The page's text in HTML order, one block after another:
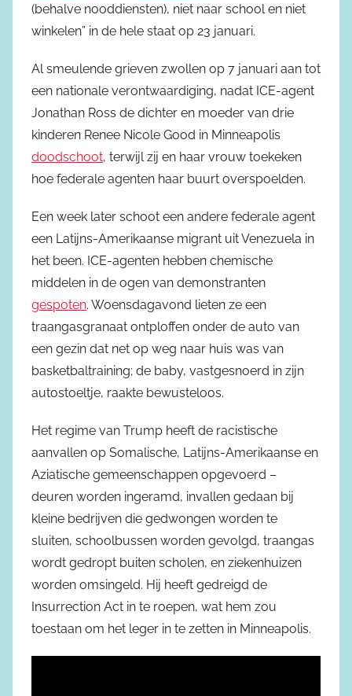
(behalve nooddiensten), niet naar school en niet
winkelen” in de hele staat op 23 januari.
Al smeulende grieven zwollen op 7 januari aan tot
een nationale verontwaardiging, nadat ICE-agent
Jonathan Ross de dichter en moeder van drie
kinderen Renee Nicole Good in Minneapolis
doodschoot, terwijl zij en haar vrouw toekeken
hoe federale agenten haar buurt overspoelden.
Een week later schoot een andere federale agent
een Latijns-Amerikaanse migrant uit Venezuela in
het been. ICE-agenten hebben chemische
middelen in de ogen van demonstranten
gespoten. Woensdagavond lieten ze een
traangasgranaat ontploffen onder de auto van
een gezin dat net op weg naar huis was van
basketbaltraining; de baby, vastgesnoerd in zijn
autostoeltje, raakte bewusteloos.
Het regime van Trump heeft de racistische
aanvallen op Somalische, Latijns-Amerikaanse en
Aziatische gemeenschappen opgevoerd –
deuren worden ingeramd, invallen gedaan bij
kleine bedrijven die gedwongen worden te
sluiten, schoolbussen worden gevolgd, traangas
wordt gedropt buiten scholen, en ziekenhuizen
worden omsingeld. Hij heeft gedreigd de
Insurrection Act in te roepen, wat hem zou
toestaan om het leger in te zetten in Minneapolis.